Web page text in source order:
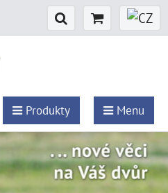
Produkty Menu